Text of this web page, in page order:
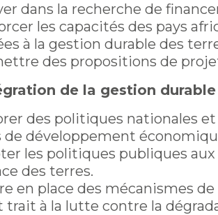
dans la recherche de
les capacités des pays
à la gestion durable des
des propositions de
de la gestion
des politiques nationales
de développement
les politiques publiques
des terres.
en place des mécanismes
trait à la lutte contre la